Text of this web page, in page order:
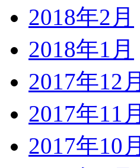
2018年2月
2018年1月
2017年12月
2017年11月
2017年10月